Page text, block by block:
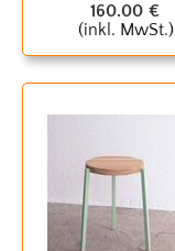
160.00 €
(inkl. MwSt.)